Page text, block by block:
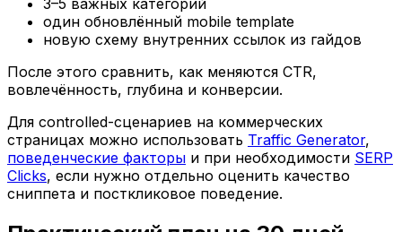
один обновлённый mobile template
новую схему внутренних ссылок из гайдов
После этого сравнить, как меняются CTR,
вовлечённость, глубина и конверсии.
Для controlled-сценариев на коммерческих
страницах можно использовать Traffic Generator,
поведенческие факторы и при необходимости SERP
Clicks, если нужно отдельно оценить качество
сниппета и посткликовое поведение.